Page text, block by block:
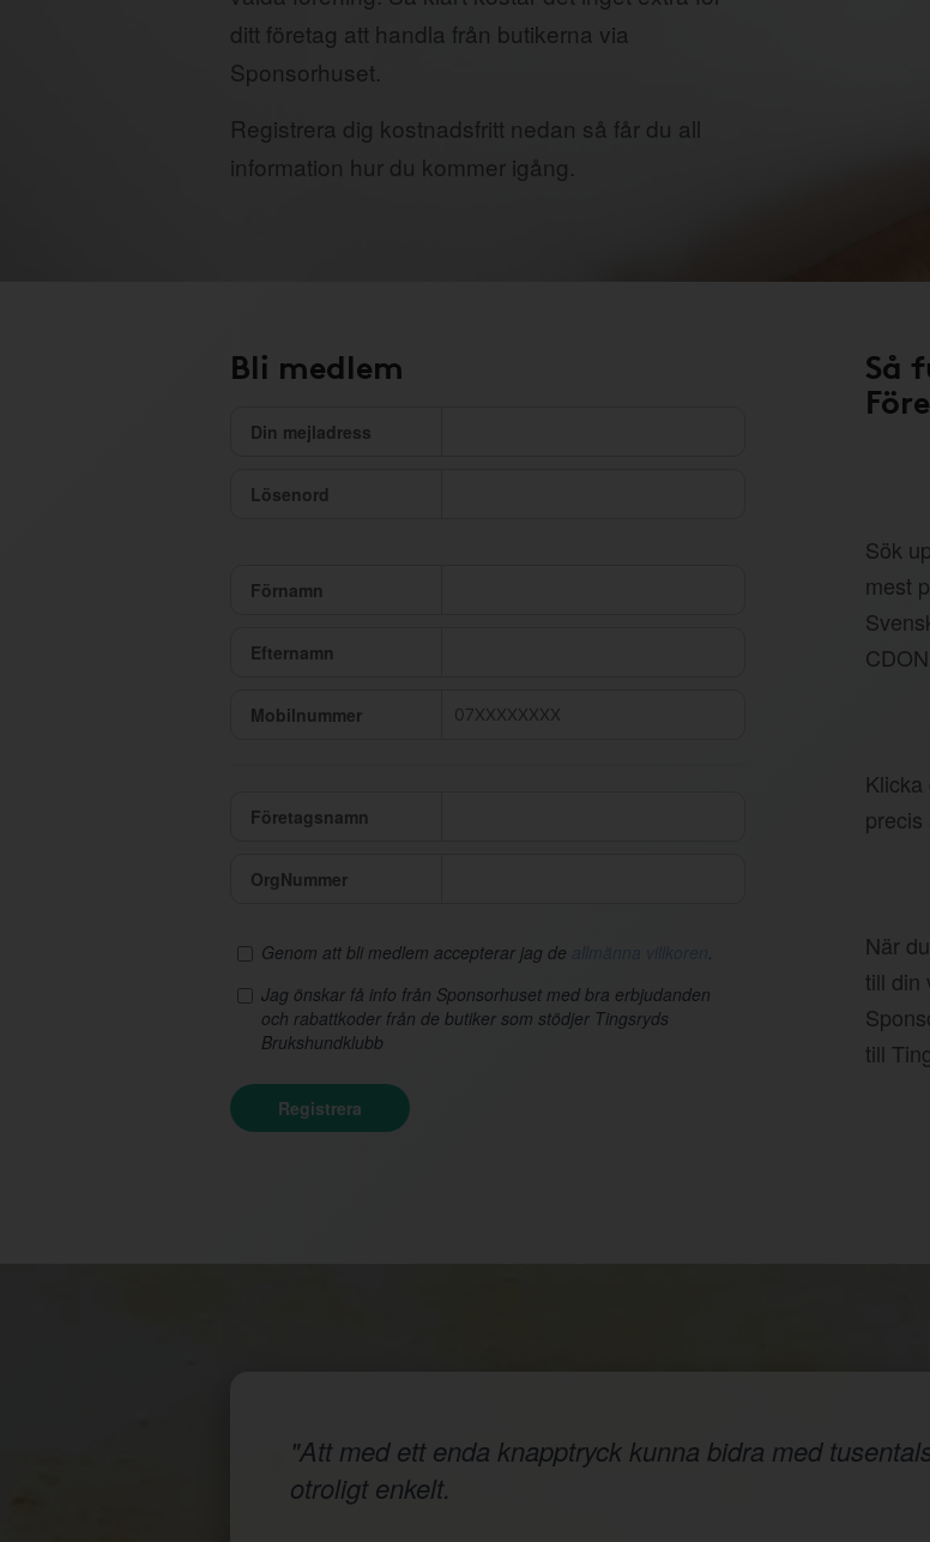
ditt företag att handla från butikerna via
Sponsorhuset.
Registrera dig kostnadsfritt nedan så får du all
information hur du kommer igång.
Bli medlem
Din mejladress
Lösenord
Förnamn
Efternamn
Mobilnummer
Företagsnamn
OrgNummer
Genom att bli medlem accepterar jag de
.
Jag önskar få info från Sponsorhuset med bra erbjudanden
och rabattkoder från de butiker som stödjer Tingsryds
Brukshundklubb
Registrera
Så
Sök
mest
precis
När
till din
till
"Att med ett enda knapptryck kunna bidra med
otroligt enkelt.